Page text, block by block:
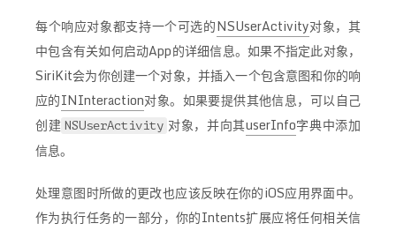
每个响应对象都支持一个可选的NSUserActivity对象，其
中包含有关如何启动App的详细信息。如果不指定此对象，
SiriKit会为你创建一个对象，并插入一个包含意图和你的响
应的INInteraction对象。如果要提供其他信息，可以自己
创建 NSUserActivity 对象，并向其userInfo字典中添加
信息。
处理意图时所做的更改也应该反映在你的iOS应用界面中。
作为执行任务的一部分，你的Intents扩展应将任何相关信